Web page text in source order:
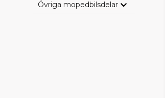
Övriga mopedbilsdelar